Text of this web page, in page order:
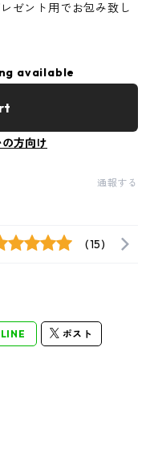
ゼント用でお包み致し
available
方向け
通報する
(15)
LINE ポスト